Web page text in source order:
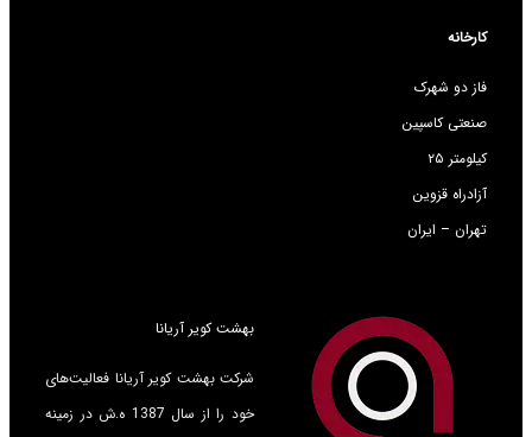
کارخانه
فاز دو شهرک
صنعتی کاسپین
کیلومتر ۲۵
آزادراه قزوین
تهران – ایران
بهشت کویر آریانا
شرکت بهشت کویر آریانا فعالیت‌های
خود را از سال 1387 ه.ش در زمینه